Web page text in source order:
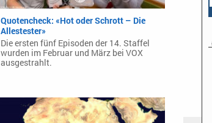
Quotencheck: «Hot oder Schrott – Die
Allestester»
Die ersten fünf Episoden der 14. Staffel
wurden im Februar und März bei VOX
ausgestrahlt.